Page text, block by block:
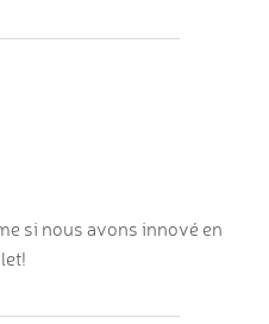
si nous avons innové en